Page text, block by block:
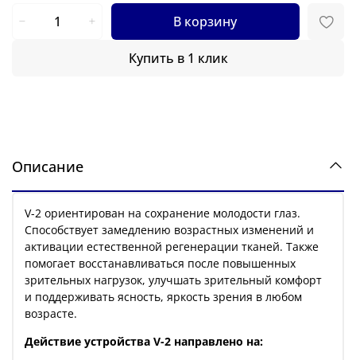
В корзину
Купить в 1 клик
Описание
V-2 ориентирован на сохранение молодости глаз.
Способствует замедлению возрастных изменений и
активации естественной регенерации тканей. Также
помогает восстанавливаться после повышенных
зрительных нагрузок, улучшать зрительный комфорт
и поддерживать ясность, яркость зрения в любом
возрасте.
Действие устройства V-2 направлено на: